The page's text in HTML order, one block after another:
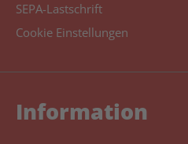
SEPA-Lastschrift
Cookie Einstellungen
Information